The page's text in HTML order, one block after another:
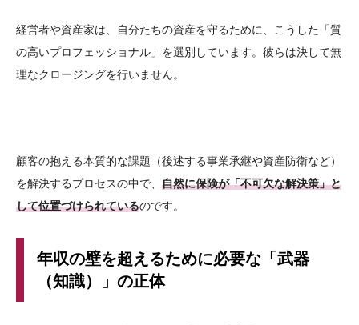
経営者や資産家は、自分たちの資産を守るために、こうした「質
の高いプロフェッショナル」を選別しています。彼らは決して無
理なクロージングを行いません。
顧客の抱える本質的な課題（後述する事業承継や資産防衛など）
を解決するプロセスの中で、 自然に保険が「不可欠な解決策」と
して位置づけられているのです。
年収の壁を超えるために必要な「武器
（知識）」の正体